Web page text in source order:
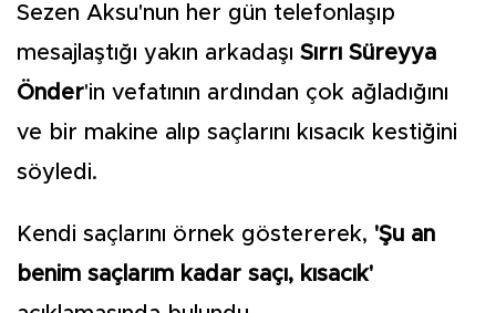
Sezen Aksu'nun her gün telefonlaşıp
mesajlaştığı yakın arkadaşı Sırrı Süreyya
Önder'in vefatının ardından çok ağladığını
ve bir makine alıp saçlarını kısacık kestiğini
söyledi.
Kendi saçlarını örnek göstererek, 'Şu an
benim saçlarım kadar saçı, kısacık'